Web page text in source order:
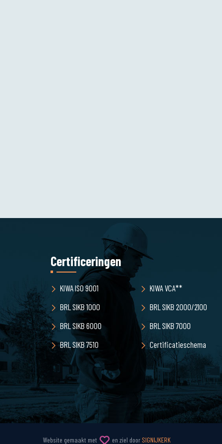
Certificeringen
KIWA ISO 9001
KIWA VCA**
BRL SIKB 1000
BRL SIKB 2000/2100
BRL SIKB 6000
BRL SIKB 7000
BRL SIKB 7510
Certificatieschema
Website gemaakt met en ziel door SIGNIJKERK